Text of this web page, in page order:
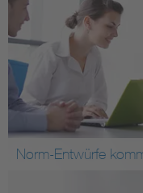
Norm-Entwürfe